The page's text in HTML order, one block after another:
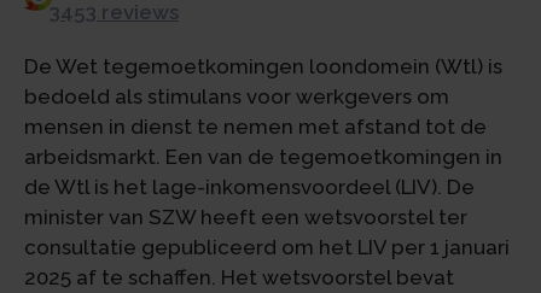
3453 reviews
De Wet tegemoetkomingen loondomein (Wtl) is
bedoeld als stimulans voor werkgevers om
mensen in dienst te nemen met afstand tot de
arbeidsmarkt. Een van de tegemoetkomingen in
de Wtl is het lage-inkomensvoordeel (LIV). De
minister van SZW heeft een wetsvoorstel ter
consultatie gepubliceerd om het LIV per 1 januari
2025 af te schaffen. Het wetsvoorstel bevat